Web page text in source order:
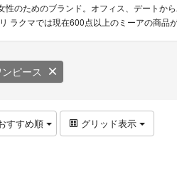
のためのブランド。オフィス、デートか
ラクマでは現在600点以上のミーアの商品が
ピース
すすめ順 グリッド表示